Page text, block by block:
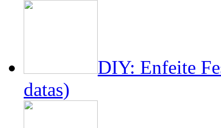
DIY: Enfeite
datas)